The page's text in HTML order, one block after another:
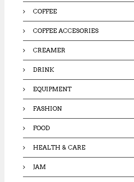
COFFEE
COFFEE ACCESORIES
CREAMER
DRINK
EQUIPMENT
FASHION
FOOD
HEALTH & CARE
JAM